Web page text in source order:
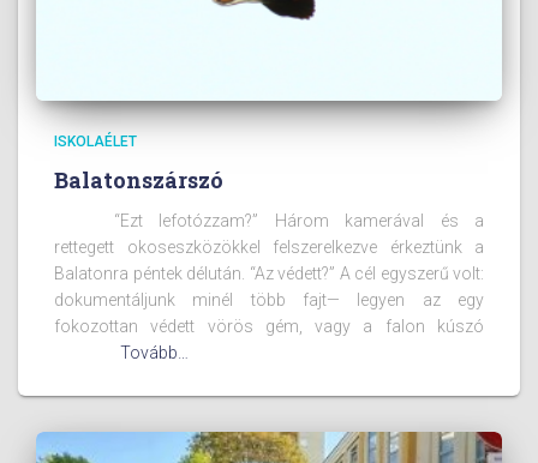
ISKOLAÉLET
Balatonszárszó
“Ezt lefotózzam?” Három kamerával és a
rettegett okoseszközökkel felszerelkezve érkeztünk a
Balatonra péntek délután. “Az védett?” A cél egyszerű volt:
dokumentáljunk minél több fajt— legyen az egy
fokozottan védett vörös gém, vagy a falon kúszó
Tovább…